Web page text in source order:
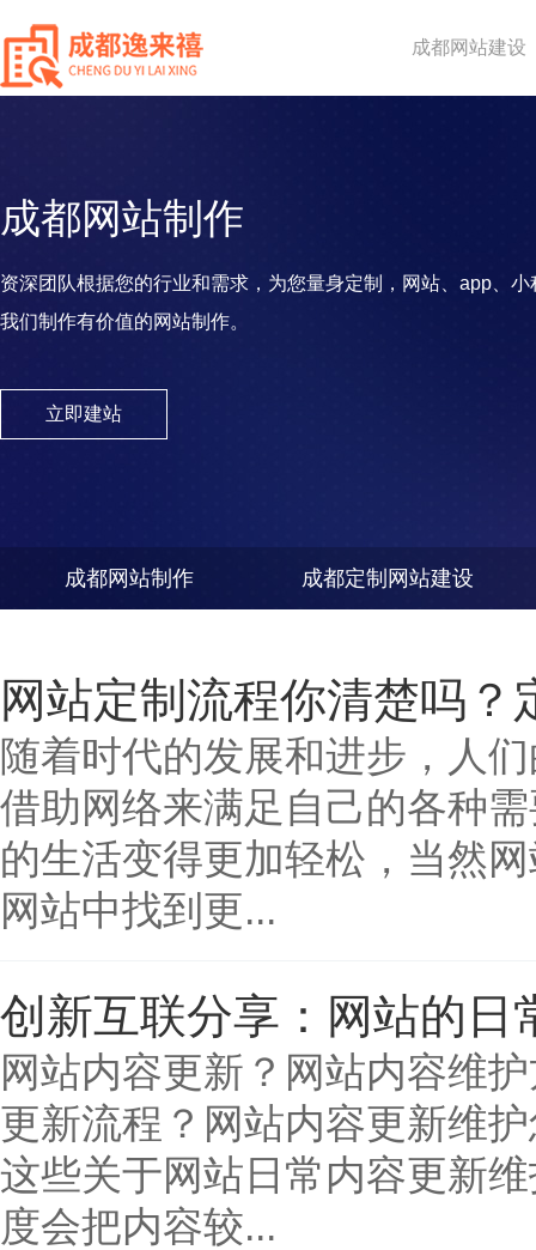
成都网站建设
成都网站制作
资深团队根据您的行业和需求，为您量身定制，网站、app、
我们制作有价值的网站制作。
立即建站
成都网站制作 成都定制网站建设
网站定制流程你清楚吗？
随着时代的发展和进步，人
借助网络来满足自己的各种
的生活变得更加轻松，当然
网站中找到更...
创新互联分享：网站的日
网站内容更新？网站内容维
更新流程？网站内容更新维
这些关于网站日常内容更新
度会把内容较...